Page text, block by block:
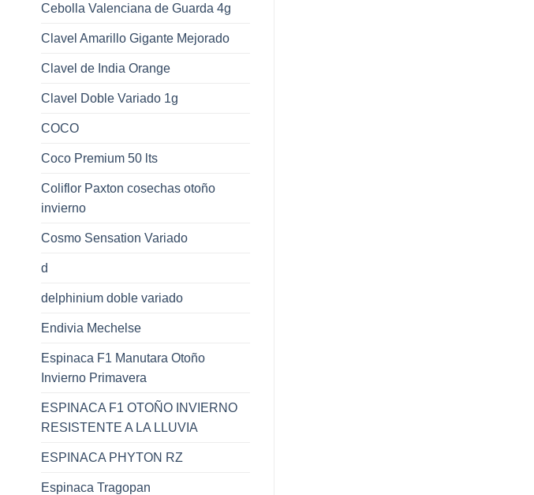
Cebolla Valenciana de Guarda 4g
Clavel Amarillo Gigante Mejorado
Clavel de India Orange
Clavel Doble Variado 1g
COCO
Coco Premium 50 lts
Coliflor Paxton cosechas otoño
invierno
Cosmo Sensation Variado
d
delphinium doble variado
Endivia Mechelse
Espinaca F1 Manutara Otoño
Invierno Primavera
ESPINACA F1 OTOÑO INVIERNO
RESISTENTE A LA LLUVIA
ESPINACA PHYTON RZ
Espinaca Tragopan